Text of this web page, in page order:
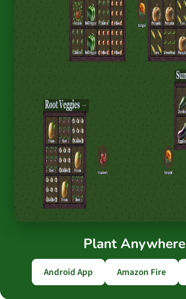
Plant Anywhere
Android App Amazon Fire